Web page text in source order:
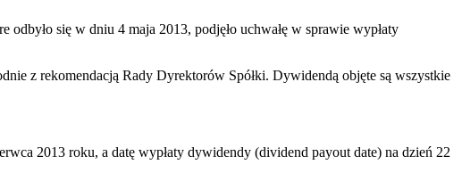
się w dniu 4 maja 2013, podjęło uchwałę w sprawie wypłaty
z rekomendacją Rady Dyrektorów Spółki. Dywidendą objęte są wszystkie
2013 roku, a datę wypłaty dywidendy (dividend payout date) na dzień 22